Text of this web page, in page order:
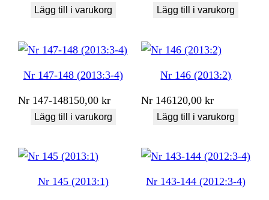
Lägg till i varukorg Lägg till i varukorg
Nr 147-148 (2013:3-4)
Nr 147-148150,00kr
Lägg till i varukorg
Nr 146 (2013:2)
Nr 146120,00kr
Lägg till i varukorg
Nr 145 (2013:1) Nr 143-144 (2012:3-4)